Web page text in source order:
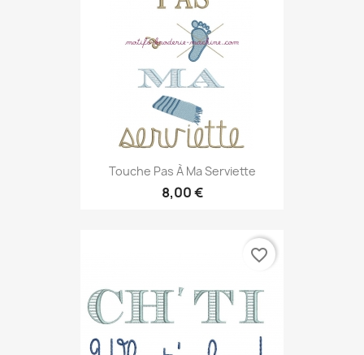
Touche Pas À Ma Serviette
8,00 €
favorite_border